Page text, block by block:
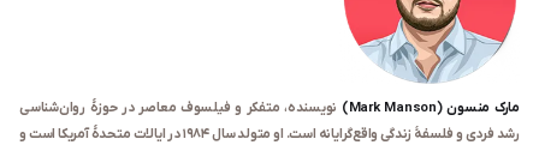
مارک منسون (Mark Manson ) نویسنده، متفکر و فیلسوف معاصر در حوزهٔ روان‌شناسی
رشد فردی و فلسفهٔ زندگی واقع‌گرایانه است. او متولد سال ۱۹۸۴ در ایالات متحدهٔ آمریکا است و